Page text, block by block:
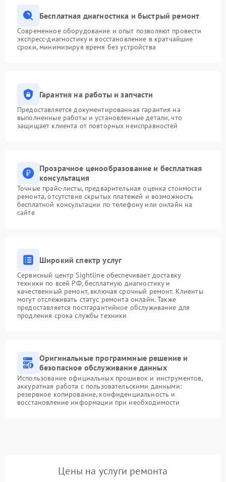
Бесплатная диагностика и быстрый ремонт
Современное оборудование и опыт позволяют провести
экспресс-диагностику и восстановление в кратчайшие
сроки, минимизируя время без устройства
Гарантия на работы и запчасти
Предоставляется документированная гарантия на
выполненные работы и установленные детали, что
защищает клиента от повторных неисправностей
Прозрачное ценообразование и бесплатная
консультация
Точные прайс-листы, предварительная оценка стоимости
ремонта, отсутствие скрытых платежей и возможность
бесплатной консультации по телефону или онлайн на
сайте
Широкий спектр услуг
Сервисный центр Sightline обеспечивает доставку
техники по всей РФ, бесплатную диагностику и
качественный ремонт, включая срочный ремонт. Клиенты
могут отслеживать статус ремонта онлайн. Также
предоставляется постгарантийное обслуживание для
продления срока службы техники
Оригинальные программные решение и
безопасное обслуживание данных
Использование официальных прошивок и инструментов,
аккуратная работа с пользовательскими данными:
резервное копирование, конфиденциальность и
восстановление информации при необходимости
Цены на услуги ремонта